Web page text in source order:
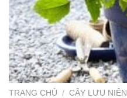
TRANG CHỦ / CÂY LƯU NIÊN